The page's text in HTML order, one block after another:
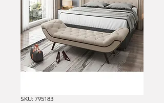
SKU: 795183